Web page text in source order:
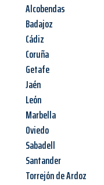
Alcobendas
Badajoz
Cádiz
Coruña
Getafe
Jaén
León
Marbella
Oviedo
Sabadell
Santander
Torrejón de Ardoz